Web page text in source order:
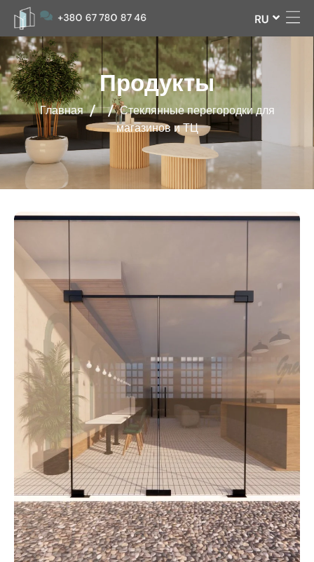
+380 67 780 87 46 RU
Продукты
Главная
Стеклянные перегородки для
магазинов и ТЦ